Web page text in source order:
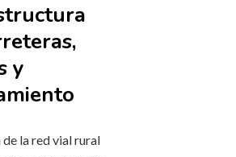
y
la red vial rural